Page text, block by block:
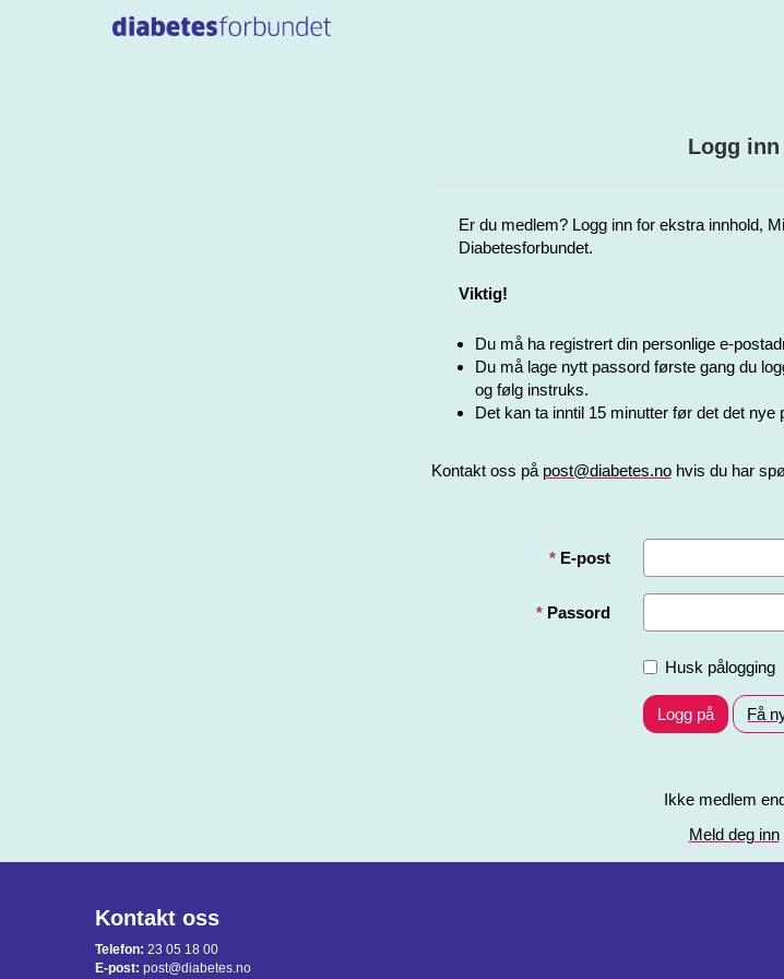
Logg inn
Er du medlem? Logg inn for ekstra innhold,
Diabetesforbundet.
Viktig!
Du må ha registrert din personlige e-
Du må lage nytt passord første gang du
og følg instruks.
Det kan ta inntil 15 minutter før det det nye
Kontakt oss på post@diabetes.nohvis du har
E-post
Passord
Husk pålogging
Logg på Få
Ikke medlem
Meld deg inn
Kontakt oss
Telefon: 23 05 18 00
E-post: post@diabetes.no